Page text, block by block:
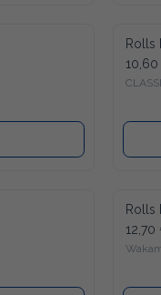
Rolls
Rolls
12,70